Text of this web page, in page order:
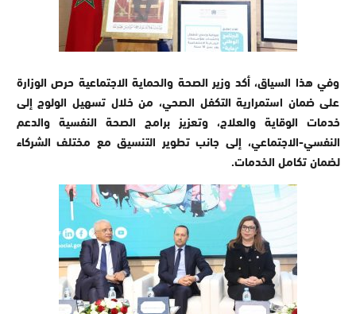
وفي هذا السياق، أكد وزير الصحة والحماية الاجتماعية حرص الوزارة
على ضمان استمرارية التكفل الصحي، من خلال تسهيل الولوج إلى
خدمات الوقاية والعلاج، وتعزيز برامج الصحة النفسية والدعم
النفسي-الاجتماعي، إلى جانب تطوير التنسيق مع مختلف الشركاء
لضمان تكامل الخدمات.